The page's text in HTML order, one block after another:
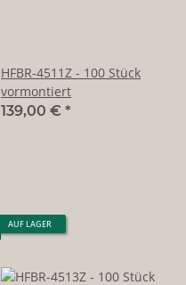
HFBR-4511Z - 100 Stück
vormontiert
139,00 € *
AUF LAGER